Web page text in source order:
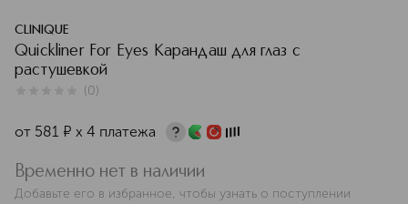
CLINIQUE
Quickliner For Eyes Карандаш для глаз с
растушевкой
(0)
от 581 ¤ х 4 платежа
Временно нет в наличии
Добавьте его в избранное, чтобы узнать о поступлении